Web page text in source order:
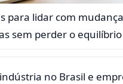
para lidar com
sem perder o equilíbrio
no Brasil e